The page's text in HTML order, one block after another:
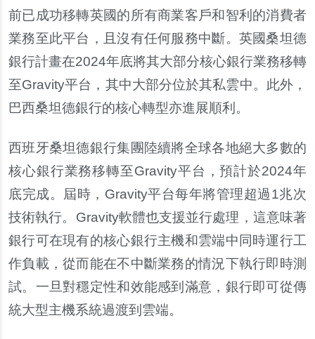
前已成功移轉英國的所有商業客戶和智利的消費者
業務至此平台，且沒有任何服務中斷。英國桑坦德
銀行計畫在2024年底將其大部分核心銀行業務移轉
至Gravity平台，其中大部分位於其私雲中。此外，
巴西桑坦德銀行的核心轉型亦進展順利。
西班牙桑坦德銀行集團陸續將全球各地絕大多數的
核心銀行業務移轉至Gravity平台，預計於2024年
底完成。屆時，Gravity平台每年將管理超過1兆次
技術執行。Gravity軟體也支援並行處理，這意味著
銀行可在現有的核心銀行主機和雲端中同時運行工
作負載，從而能在不中斷業務的情況下執行即時測
試。一旦對穩定性和效能感到滿意，銀行即可從傳
統大型主機系統過渡到雲端。